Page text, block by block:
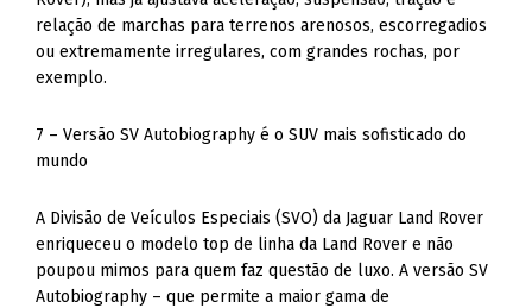
relação de marchas para terrenos arenosos, escorregadios
ou extremamente irregulares, com grandes rochas, por
exemplo.
7 – Versão SV Autobiography é o SUV mais sofisticado do
mundo
A Divisão de Veículos Especiais (SVO) da Jaguar Land Rover
enriqueceu o modelo top de linha da Land Rover e não
poupou mimos para quem faz questão de luxo. A versão SV
Autobiography – que permite a maior gama de